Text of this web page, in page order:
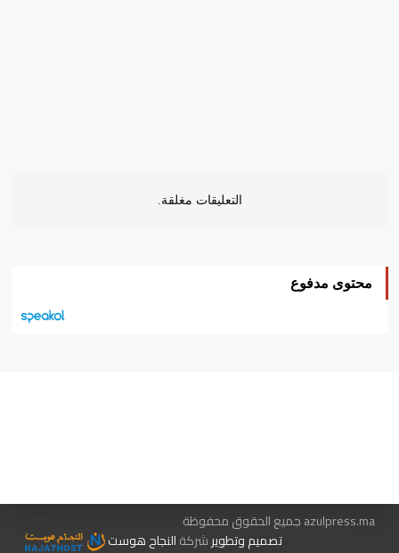
التعليقات مغلقة.
محتوى مدفوع
azulpress.ma جميع الحقوق محفوظة
تصميم وتطويرشركةالنجاح هوست